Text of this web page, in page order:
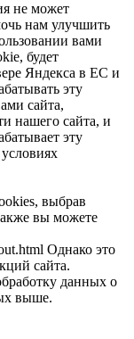
не может
нам улучшить
вами
будет
Яндекса в ЕС и
эту
сайта,
нашего сайта, и
эту
выбрав
вы можете
Однако это
сайта.
данных о
выше.